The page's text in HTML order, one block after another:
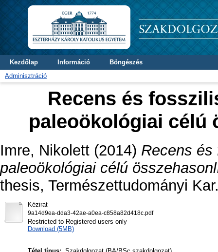
Kezdőlap Információ
Böngészés
Adminisztráció
Recens és
paleoökológiai célú
Imre, Nikolett (2014) Recens
paleoökológiai célú
thesis, Természettudományi
Kézirat
9a14d9ea-dda3-42ae-a0ea-c858a82d418c.pdf
Restricted to Registered users only
Download (5MB)